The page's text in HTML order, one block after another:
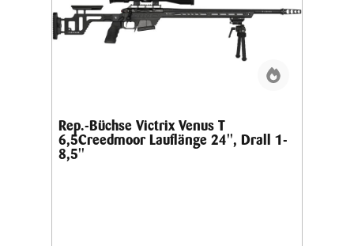
Rep.-Büchse Victrix Venus T
6,5Creedmoor Lauflänge 24'', Drall 1-
8,5''